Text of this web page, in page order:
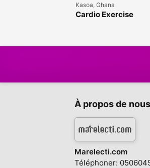
Kasoa, Ghana
Cardio Exercise
À propos de nous
Marelecti.com
Téléphoner: